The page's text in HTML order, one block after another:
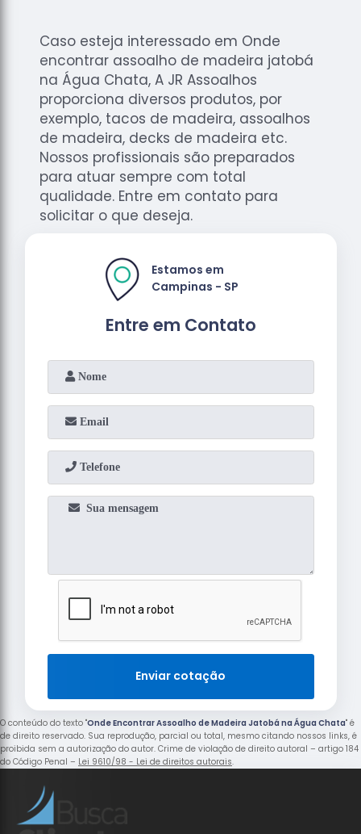
Caso esteja interessado em Onde
encontrar assoalho de madeira jatobá
na Água Chata, A JR Assoalhos
proporciona diversos produtos, por
exemplo, tacos de madeira, assoalhos
de madeira, decks de madeira etc.
Nossos profissionais são preparados
para atuar sempre com total
qualidade. Entre em contato para
solicitar o que deseja.
Entre em Contato
Estamos em
Campinas - SP
Enviar cotação
O conteúdo do texto "Onde Encontrar Assoalho de Madeira Jatobá na Água Chata" é
de direito reservado. Sua reprodução, parcial ou total, mesmo citando nossos links, é
proibida sem a autorização do autor. Crime de violação de direito autoral – artigo 184
do Código Penal – Lei 9610/98 - Lei de direitos autorais.